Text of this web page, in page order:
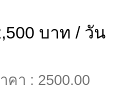
บาท / วัน
คา : 2500.00